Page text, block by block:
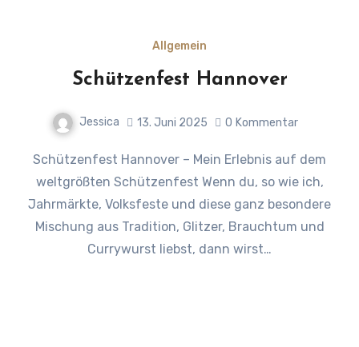
Allgemein
Schützenfest Hannover
Jessica 13. Juni 2025 0 Kommentar
Schützenfest Hannover – Mein Erlebnis auf dem
weltgrößten Schützenfest Wenn du, so wie ich,
Jahrmärkte, Volksfeste und diese ganz besondere
Mischung aus Tradition, Glitzer, Brauchtum und
Currywurst liebst, dann wirst…